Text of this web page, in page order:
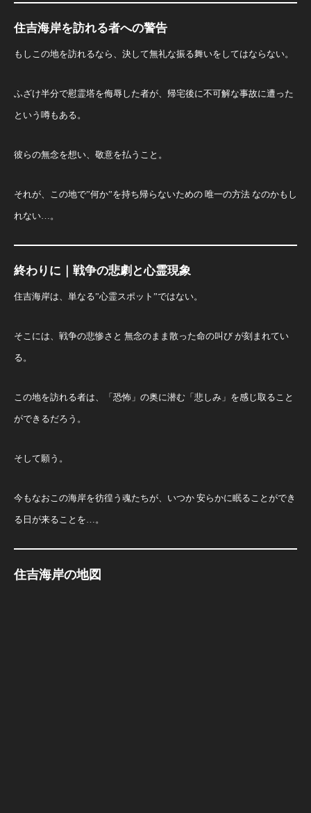
住吉海岸を訪れる者への警告
もしこの地を訪れるなら、決して無礼な振る舞いをしてはならない。
ふざけ半分で慰霊塔を侮辱した者が、帰宅後に不可解な事故に遭った
という噂もある。
彼らの無念を想い、敬意を払うこと。
それが、この地で”何か”を持ち帰らないための 唯一の方法 なのかもし
れない…。
終わりに｜戦争の悲劇と心霊現象
住吉海岸は、単なる”心霊スポット”ではない。
そこには、戦争の悲惨さと 無念のまま散った命の叫び が刻まれてい
る。
この地を訪れる者は、「恐怖」の奥に潜む「悲しみ」を感じ取ること
ができるだろう。
そして願う。
今もなおこの海岸を彷徨う魂たちが、いつか 安らかに眠ることができ
る日が来ることを…。
住吉海岸の地図